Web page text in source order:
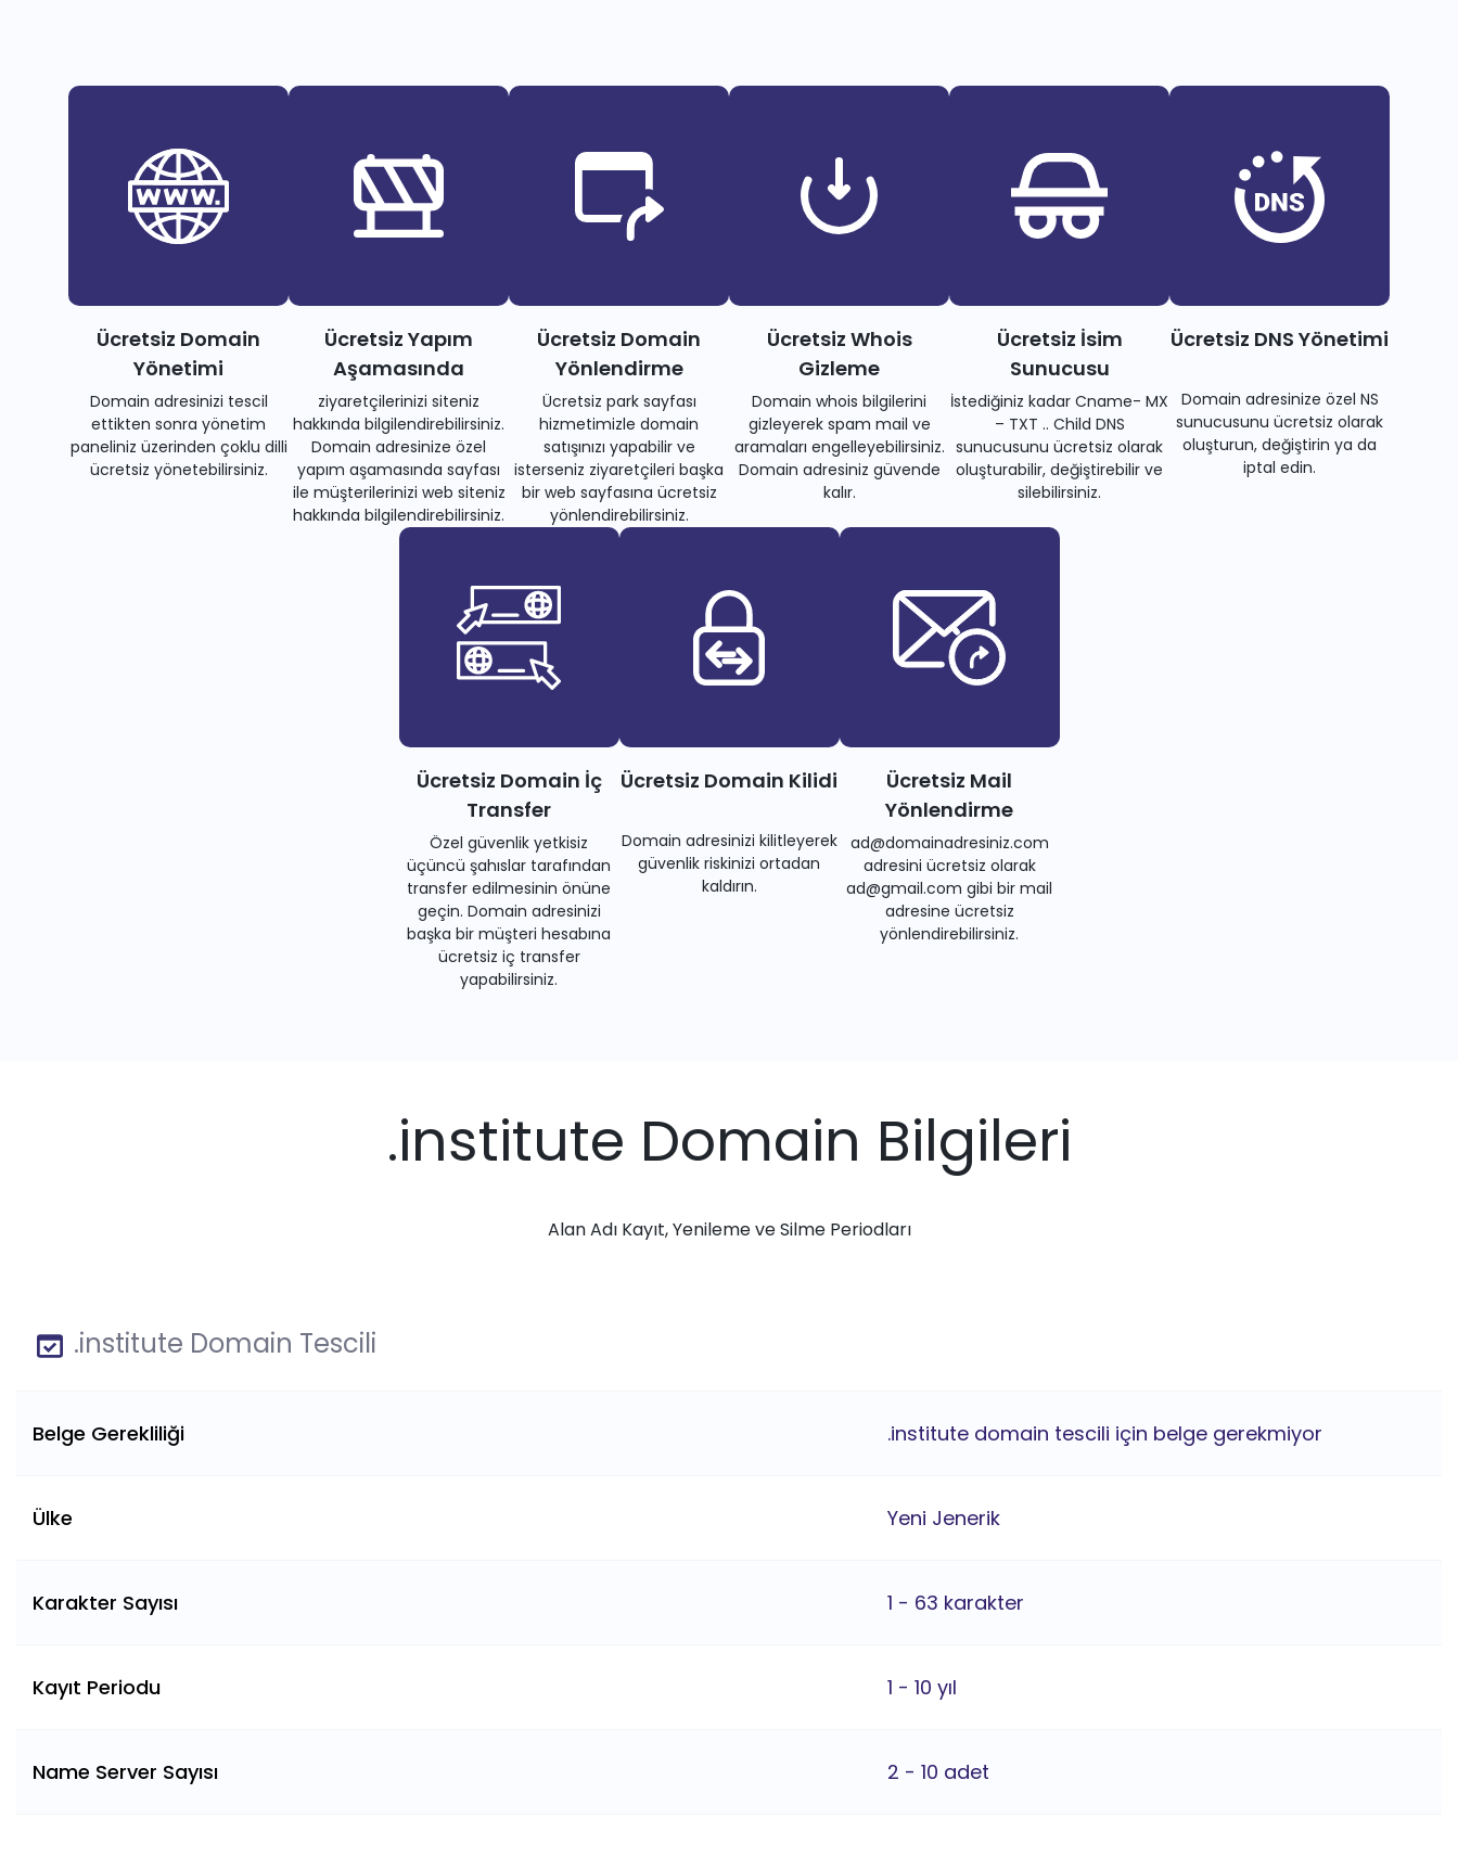
Ücretsiz Domain
Yönetimi
Domain adresinizi tescil
ettikten sonra yönetim
paneliniz üzerinden çoklu dilli
ücretsiz yönetebilirsiniz.
Ücretsiz Yapım
Aşamasında
ziyaretçilerinizi siteniz
hakkında bilgilendirebilirsiniz.
Domain adresinize özel
yapım aşamasında sayfası
ile müşterilerinizi web siteniz
hakkında bilgilendirebilirsiniz.
Ücretsiz Domain
Yönlendirme
Ücretsiz park sayfası
hizmetimizle domain
satışınızı yapabilir ve
isterseniz ziyaretçileri başka
bir web sayfasına ücretsiz
yönlendirebilirsiniz.
Ücretsiz Whois
Gizleme
Domain whois bilgilerini
gizleyerek spam mail ve
aramaları engelleyebilirsiniz.
Domain adresiniz güvende
kalır.
Ücretsiz İsim
Sunucusu
İstediğiniz kadar Cname- MX
– TXT .. Child DNS
sunucusunu ücretsiz olarak
oluşturabilir, değiştirebilir ve
silebilirsiniz.
Ücretsiz DNS Yönetimi
Domain adresinize özel NS
sunucusunu ücretsiz olarak
oluşturun, değiştirin ya da
iptal edin.
Ücretsiz Domain İç
Transfer
Özel güvenlik yetkisiz
üçüncü şahıslar tarafından
transfer edilmesinin önüne
geçin. Domain adresinizi
başka bir müşteri hesabına
ücretsiz iç transfer
yapabilirsiniz.
Ücretsiz Domain Kilidi
Domain adresinizi kilitleyerek
güvenlik riskinizi ortadan
kaldırın.
Ücretsiz Mail
Yönlendirme
ad@domainadresiniz.com
adresini ücretsiz olarak
ad@gmail.com gibi bir mail
adresine ücretsiz
yönlendirebilirsiniz.
.institute Domain Bilgileri
Alan Adı Kayıt, Yenileme ve Silme Periodları
.institute Domain Tescili
Belge Gerekliliği .institute domain tescili için belge gerekmiyor
Ülke Yeni Jenerik
Karakter Sayısı 1 - 63 karakter
Kayıt Periodu 1 - 10 yıl
Name Server Sayısı 2 - 10 adet